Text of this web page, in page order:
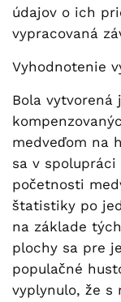
údajov o ich
vypracovaná
Vyhodnotenie
Bola vytvorená
medveďom na
sa v spolupráci
početnosti
štatistiky po
na základe
plochy sa pre
populačné
vyplynulo, že s